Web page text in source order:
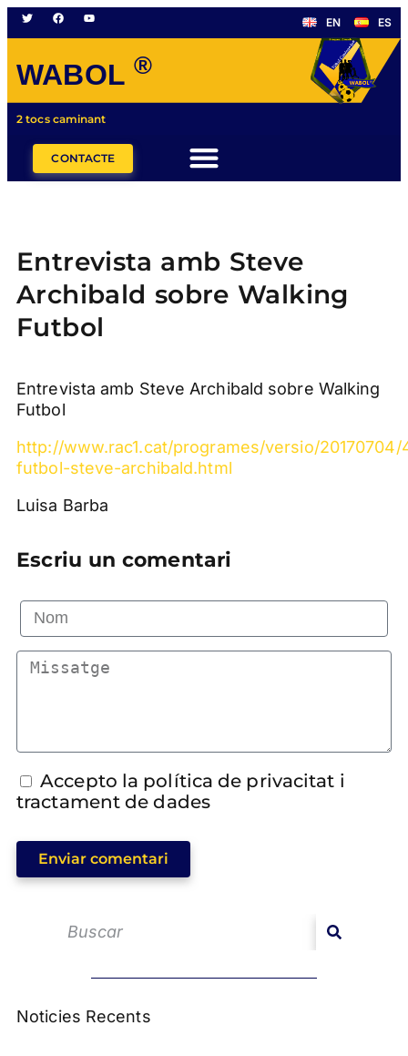
EN ES
WABOL ®
2 tocs caminant
CONTACTE
Entrevista amb Steve
Archibald sobre Walking
Futbol
Entrevista amb Steve Archibald sobre Walking
Futbol
http://www.rac1.cat/programes/versio/
futbol-steve-archibald.html
Luisa Barba
Escriu un comentari
Accepto la política de privacitat i
tractament de dades
Enviar comentari
Noticies Recents